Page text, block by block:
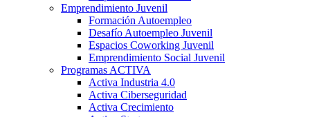
Emprendimiento Juvenil
Formación Autoempleo
Desafío Autoempleo Juvenil
Espacios Coworking Juvenil
Emprendimiento Social Juvenil
Programas ACTIVA
Activa Industria 4.0
Activa Ciberseguridad
Activa Crecimiento